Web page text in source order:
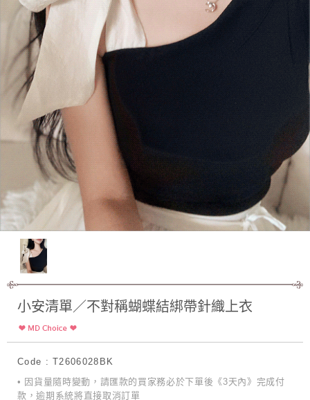
小安清單／不對稱蝴蝶結綁帶針織上衣
Code : T2606028BK
• 因貨量隨時變動，請匯款的買家務必於下單後《3天內》完成付
款，逾期系統將直接取消訂單